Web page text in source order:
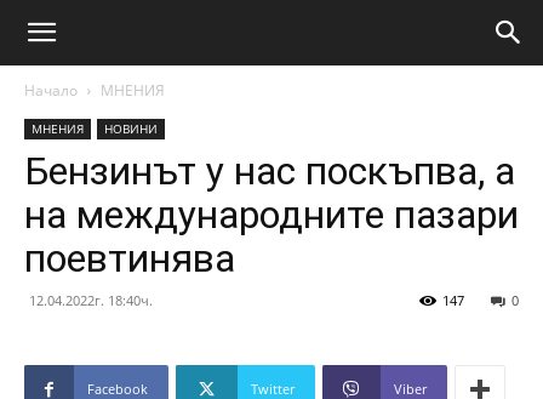
Начало МНЕНИЯ
МНЕНИЯ НОВИНИ
Бензинът у нас поскъпва, а
на международните пазари
поевтинява
12.04.2022г. 18:40ч. 0
147
Facebook Twitter Viber